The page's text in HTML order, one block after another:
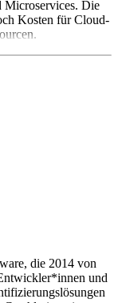
Microservices. Die
Kosten für Cloud-
die 2014 von
und